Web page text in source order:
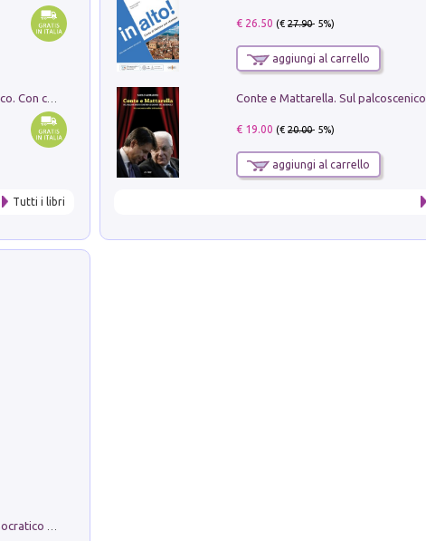
I monumenti funerari del Lazio antico. Con cartella con tavole
Tutti i libri
€ 26.50 (€27.90- 5%)
aggiungi al carrello
€ 19.00 (€20.00- 5%)
aggiungi al carrello